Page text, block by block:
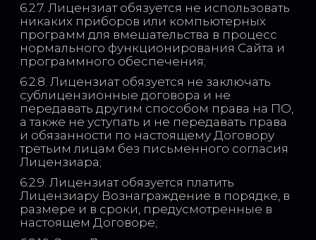
6.2.7. Лицензиат обязуется не использовать
никаких приборов или компьютерных
программ для вмешательства в процесс
нормального функционирования Сайта и
программного обеспечения;
6.2.8. Лицензиат обязуется не заключать
сублицензионные договора и не
передавать другим способом права на ПО,
а также не уступать и не передавать права
и обязанности по настоящему Договору
третьим лицам без письменного согласия
Лицензиара;
6.2.9. Лицензиат обязуется платить
Лицензиару Вознаграждение в порядке, в
размере и в сроки, предусмотренные в
настоящем Договоре;